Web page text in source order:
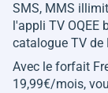
SMS, MMS
l'appli TV OQEE
catalogue TV de
Avec le forfait
19,99€/mois,